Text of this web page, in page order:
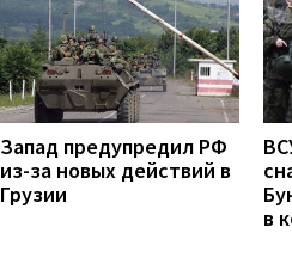
Запад предупредил РФ
из-за новых действий в
Грузии
в